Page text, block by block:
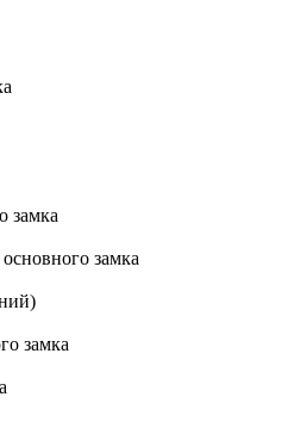
замка
замка
замка